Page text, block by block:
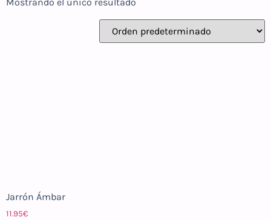
Jarrón Ámbar
11.95€